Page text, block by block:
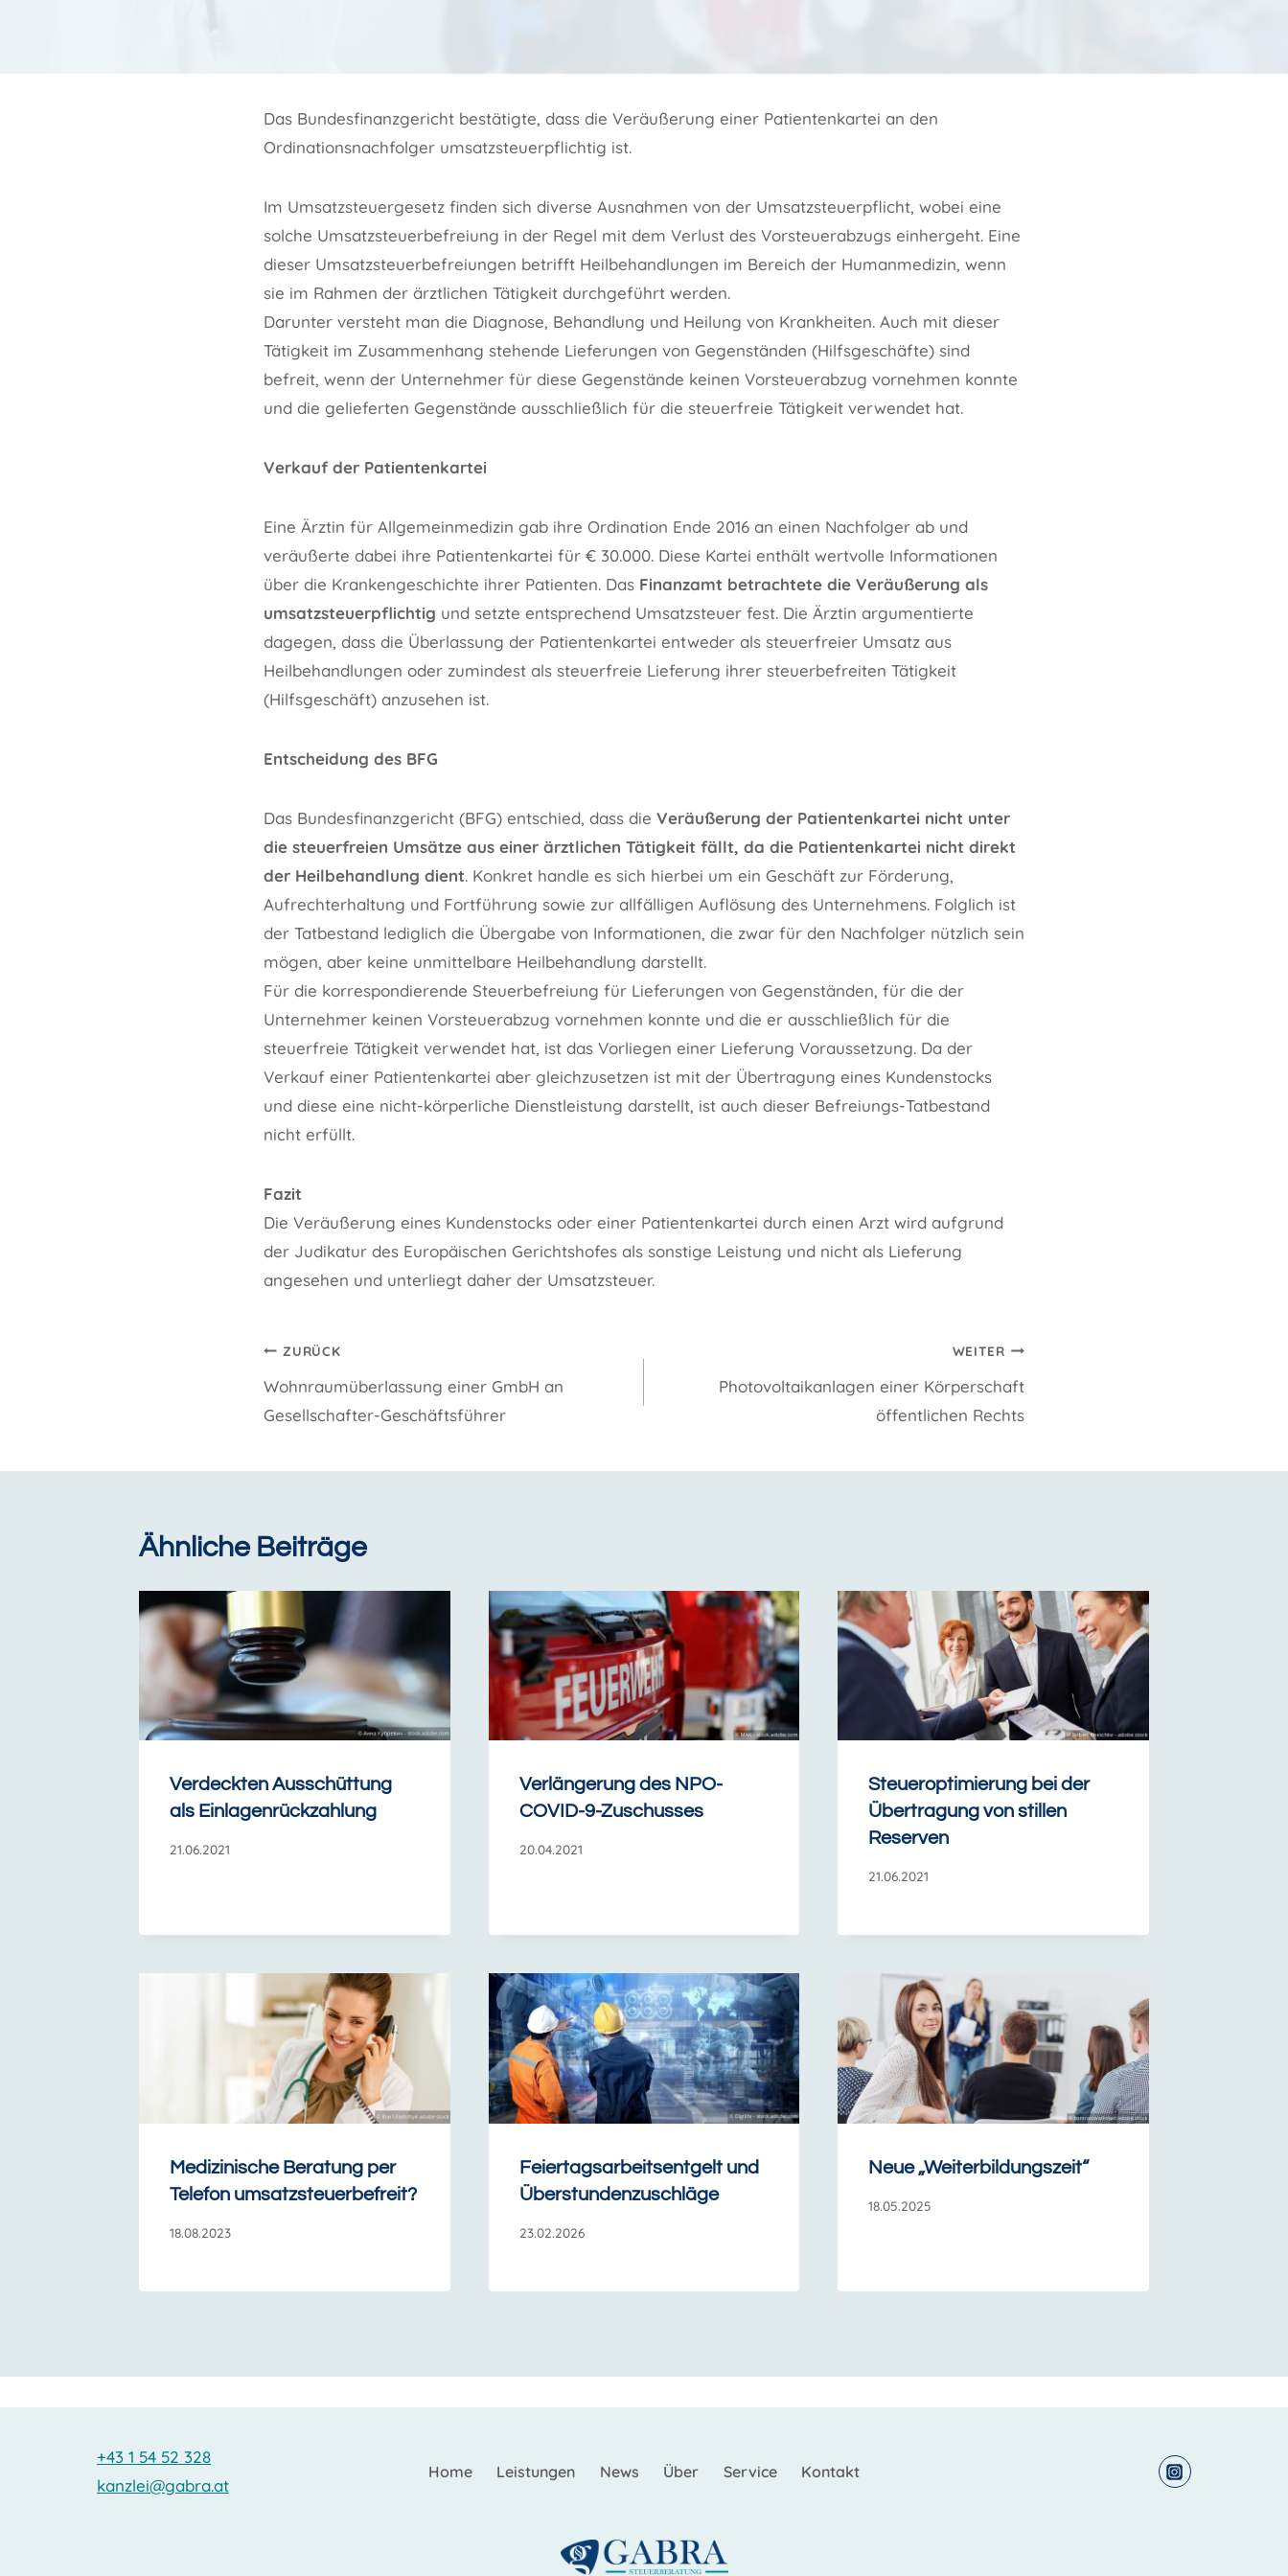
Das Bundesfinanzgericht bestätigte, dass die Veräußerung einer Patientenkartei an den
Ordinationsnachfolger umsatzsteuerpflichtig ist.
Im Umsatzsteuergesetz finden sich diverse Ausnahmen von der Umsatzsteuerpflicht, wobei eine
solche Umsatzsteuerbefreiung in der Regel mit dem Verlust des Vorsteuerabzugs einhergeht. Eine
dieser Umsatzsteuerbefreiungen betrifft Heilbehandlungen im Bereich der Humanmedizin, wenn
sie im Rahmen der ärztlichen Tätigkeit durchgeführt werden.
Darunter versteht man die Diagnose, Behandlung und Heilung von Krankheiten. Auch mit dieser
Tätigkeit im Zusammenhang stehende Lieferungen von Gegenständen (Hilfsgeschäfte) sind
befreit, wenn der Unternehmer für diese Gegenstände keinen Vorsteuerabzug vornehmen konnte
und die gelieferten Gegenstände ausschließlich für die steuerfreie Tätigkeit verwendet hat.
Verkauf der Patientenkartei
Eine Ärztin für Allgemeinmedizin gab ihre Ordination Ende 2016 an einen Nachfolger ab und
veräußerte dabei ihre Patientenkartei für € 30.000. Diese Kartei enthält wertvolle Informationen
über die Krankengeschichte ihrer Patienten. Das Finanzamt betrachtete die Veräußerung als
umsatzsteuerpflichtig und setzte entsprechend Umsatzsteuer fest. Die Ärztin argumentierte
dagegen, dass die Überlassung der Patientenkartei entweder als steuerfreier Umsatz aus
Heilbehandlungen oder zumindest als steuerfreie Lieferung ihrer steuerbefreiten Tätigkeit
(Hilfsgeschäft) anzusehen ist.
Entscheidung des BFG
Das Bundesfinanzgericht (BFG) entschied, dass die Veräußerung der Patientenkartei nicht unter
die steuerfreien Umsätze aus einer ärztlichen Tätigkeit fällt, da die Patientenkartei nicht direkt
der Heilbehandlung dient. Konkret handle es sich hierbei um ein Geschäft zur Förderung,
Aufrechterhaltung und Fortführung sowie zur allfälligen Auflösung des Unternehmens. Folglich ist
der Tatbestand lediglich die Übergabe von Informationen, die zwar für den Nachfolger nützlich sein
mögen, aber keine unmittelbare Heilbehandlung darstellt.
Für die korrespondierende Steuerbefreiung für Lieferungen von Gegenständen, für die der
Unternehmer keinen Vorsteuerabzug vornehmen konnte und die er ausschließlich für die
steuerfreie Tätigkeit verwendet hat, ist das Vorliegen einer Lieferung Voraussetzung. Da der
Verkauf einer Patientenkartei aber gleichzusetzen ist mit der Übertragung eines Kundenstocks
und diese eine nicht-körperliche Dienstleistung darstellt, ist auch dieser Befreiungs-Tatbestand
nicht erfüllt.
Fazit
Die Veräußerung eines Kundenstocks oder einer Patientenkartei durch einen Arzt wird aufgrund
der Judikatur des Europäischen Gerichtshofes als sonstige Leistung und nicht als Lieferung
angesehen und unterliegt daher der Umsatzsteuer.
Beitragsnavigation
ZURÜCK
Wohnraumüberlassung einer GmbH an
Gesellschafter-Geschäftsführer
WEITER
Photovoltaikanlagen einer Körperschaft
öffentlichen Rechts
Ähnliche Beiträge
Verdeckten Ausschüttung
als Einlagenrückzahlung
21.06.2021
Verlängerung des NPO-
COVID-9-Zuschusses
20.04.2021
Steueroptimierung bei der
Übertragung von stillen
Reserven
21.06.2021
Medizinische Beratung per
Telefon umsatzsteuerbefreit?
18.08.2023
Feiertagsarbeitsentgelt und
Überstundenzuschläge
23.02.2026
Neue „Weiterbildungszeit“
18.05.2025
+43 1 54 52 328
kanzlei@gabra.at
Home Leistungen News Über Service Kontakt